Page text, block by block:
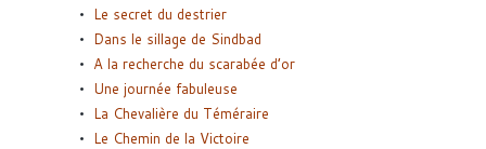
Le secret du destrier
Dans le sillage de Sindbad
A la recherche du scarabée d’or
Une journée fabuleuse
La Chevalière du Téméraire
Le Chemin de la Victoire